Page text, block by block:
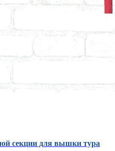
секции для вышки тура